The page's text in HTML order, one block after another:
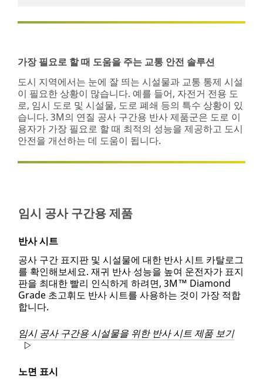
가장 필요로 할 때 도움을 주는 교통 안전 솔루션
도시 지역에서는 눈에 잘 띄는 시설물과 교통 통제 시설
이 필요한 상황이 많습니다. 예를 들어, 자전거 전용 도
로, 임시 도로 및 시설물, 도로 폐쇄 등의 특수 상황이 있
습니다. 3M의 연질 공사 구간용 반사 제품군은 도로 이
용자가 가장 필요로 할 때 최적의 성능을 제공하고 도시
안전을 개선하는 데 도움이 됩니다.
임시 공사 구간용 제품
반사 시트
공사 구간 표지판 및 시설물에 대한 반사 시트 카탈로그
를 확인해보세요. 재귀 반사 성능을 높여 운전자가 표지
판을 최대한 빨리 인식하게 하려면, 3M™ Diamond
Grade 초고휘도 반사 시트를 사용하는 것이 가장 적합
합니다.
임시 공사 구간용 시설물을 위한 반사 시트 제품 보기
노면 표시